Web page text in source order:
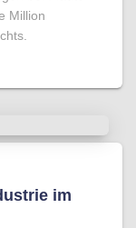
Million
im